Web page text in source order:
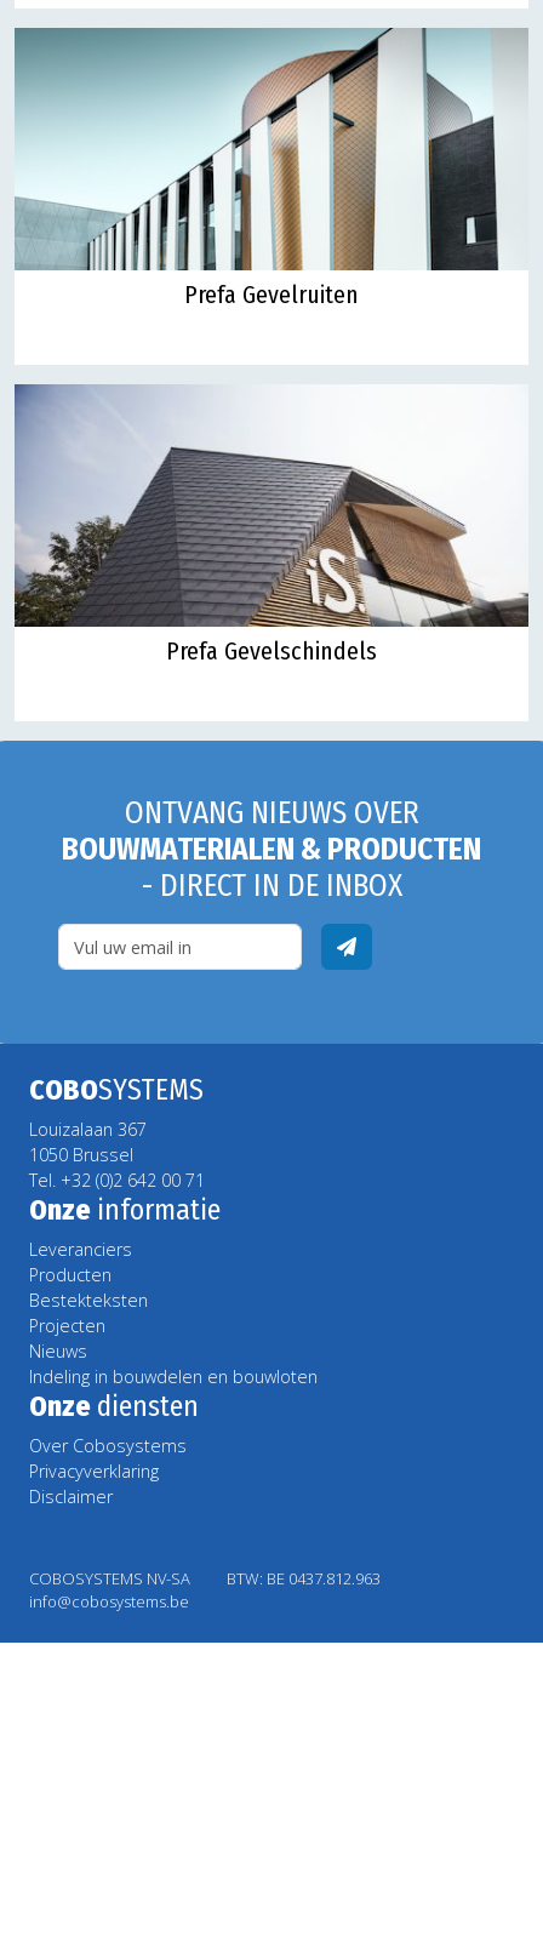
Prefa Gevelruiten
Prefa Gevelschindels
ONTVANG NIEUWS OVER
BOUWMATERIALEN & PRODUCTEN
- DIRECT IN DE INBOX
COBOSYSTEMS
Louizalaan 367
1050 Brussel
Tel. +32 (0)2 642 00 71
Onze informatie
Leveranciers
Producten
Bestekteksten
Projecten
Nieuws
Indeling in bouwdelen en bouwloten
Onze diensten
Over Cobosystems
Privacyverklaring
Disclaimer
COBOSYSTEMS NV-SA
BTW: BE 0437.812.963
info@cobosystems.be